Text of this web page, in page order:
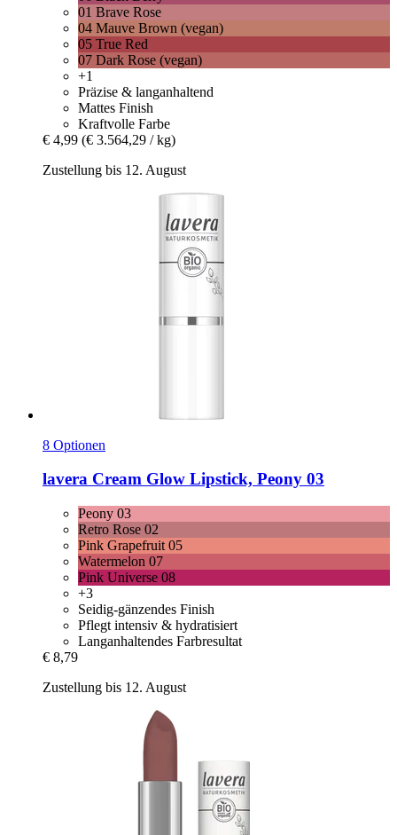
01 Brave Rose
04 Mauve Brown (vegan)
05 True Red
07 Dark Rose (vegan)
+1
Präzise & langanhaltend
Mattes Finish
Kraftvolle Farbe
€ 4,99 (€ 3.564,29 / kg)
Zustellung bis 12. August
8 Optionen
lavera Cream Glow Lipstick, Peony 03
Peony 03
Retro Rose 02
Pink Grapefruit 05
Watermelon 07
Pink Universe 08
+3
Seidig-gänzendes Finish
Pflegt intensiv & hydratisiert
Langanhaltendes Farbresultat
€ 8,79
Zustellung bis 12. August